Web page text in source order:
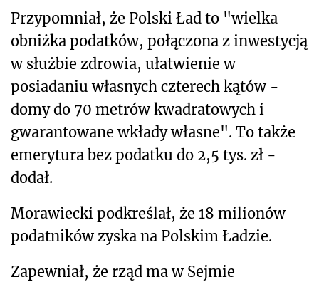
Przypomniał, że Polski Ład to "wielka
obniżka podatków, połączona z inwestycją
w służbie zdrowia, ułatwienie w
posiadaniu własnych czterech kątów -
domy do 70 metrów kwadratowych i
gwarantowane wkłady własne". To także
emerytura bez podatku do 2,5 tys. zł -
dodał.
Morawiecki podkreślał, że 18 milionów
podatników zyska na Polskim Ładzie.
Zapewniał, że rząd ma w Sejmie